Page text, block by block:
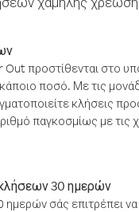
Out προστίθενται στο
ποσό. Με τις
κλήσεις
παγκοσμίως με τις
30 ημερών
σάς επιτρέπει να